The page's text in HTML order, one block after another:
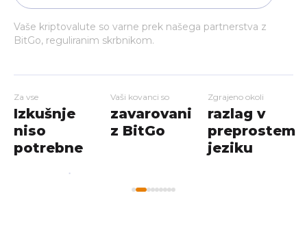
Vaše kriptovalute so varne prek našega partnerstva z
BitGo, reguliranim skrbnikom.
Za vse
Izkušnje
niso
potrebne
Vaši kovanci so
zavarovani
z BitGo
Zgrajeno okoli
razlag v
preprostem
jeziku